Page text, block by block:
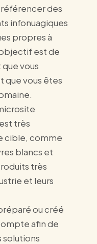
des
infonuagiques
propres à
est de
vous
que vous êtes
très
cible, comme
blancs et
très
et leurs
ou créé
afin de